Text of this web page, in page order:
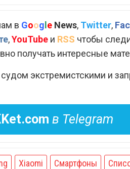
в Google News, Twitter,
,YouTube и RSS чтобы
получать интересные
экстремистскими и
в Telegram
Xiaomi Смартфоны